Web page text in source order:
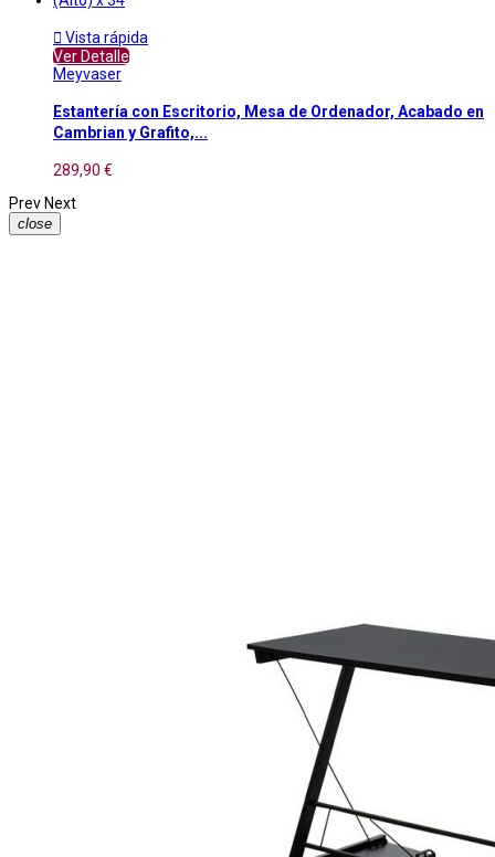
 Vista rápida
Ver Detalle
Meyvaser
Estantería con Escritorio, Mesa de Ordenador, Acabado en
Cambrian y Grafito,...
289,90 €
Prev Next
close